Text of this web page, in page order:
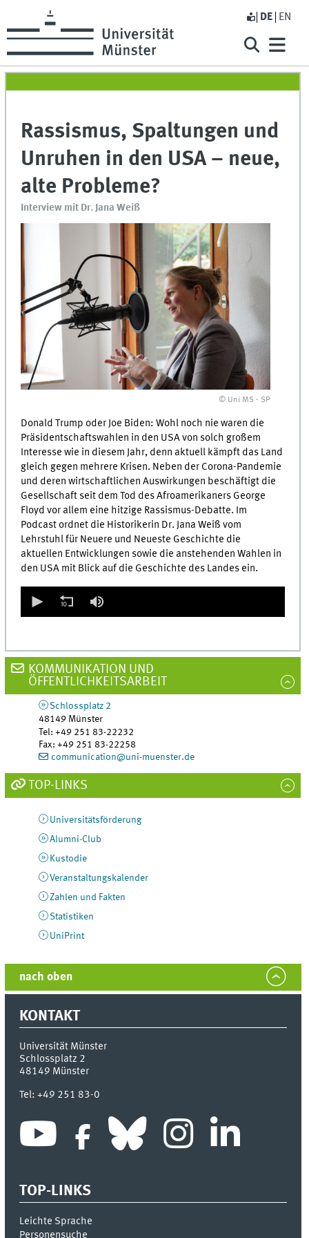
DE EN
Rassismus, Spaltungen und
Unruhen in den USA – neue,
alte Probleme?
Interview mit Dr. Jana Weiß
© Uni MS - SP
Donald Trump oder Joe Biden: Wohl noch nie waren die
Präsidentschaftswahlen in den USA von solch großem
Interesse wie in diesem Jahr, denn aktuell kämpft das Land
gleich gegen mehrere Krisen. Neben der Corona-Pandemie
und deren wirtschaftlichen Auswirkungen beschäftigt die
Gesellschaft seit dem Tod des Afroamerikaners George
Floyd vor allem eine hitzige Rassismus-Debatte. Im
Podcast ordnet die Historikerin Dr. Jana Weiß vom
Lehrstuhl für Neuere und Neueste Geschichte die
aktuellen Entwicklungen sowie die anstehenden Wahlen in
den USA mit Blick auf die Geschichte des Landes ein.
seconds
KOMMUNIKATION UND
ÖFFENTLICHKEITSARBEIT
Schlossplatz 2
48149 Münster
Tel:+49 251 83-22232
Fax:+49 251 83-22258
communication@uni-muenster.de
TOP-LINKS
Universitätsförderung
Alumni-Club
Kustodie
Veranstaltungskalender
Zahlen und Fakten
Statistiken
UniPrint
nach oben
KONTAKT
Universität Münster
Schlossplatz 2
48149 Münster
Tel:+49 251 83-0
TOP-LINKS
Leichte Sprache
Personensuche